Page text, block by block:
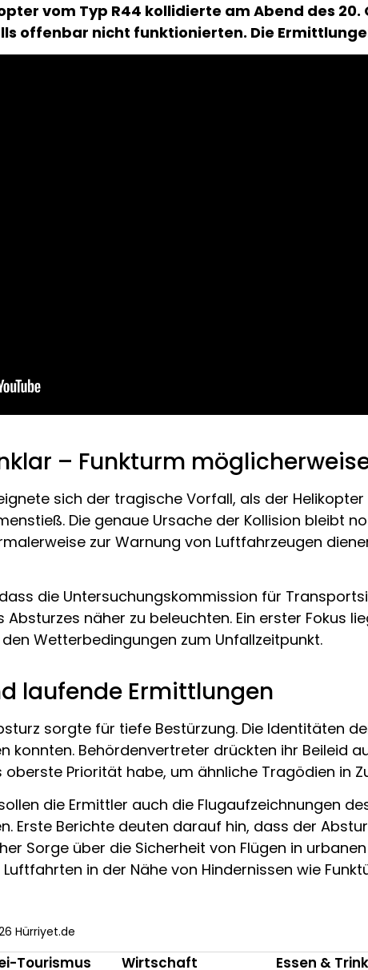
vom Typ R44 kollidierte am Abend des
offenbar nicht funktionierten. Die
– Funkturm
sich der tragische Vorfall, als der
Die genaue Ursache der Kollision bleibt
zur Warnung von Luftfahrzeugen
die Untersuchungskommission für
Absturzes näher zu beleuchten. Ein erster Fokus
Wetterbedingungen zum Unfallzeitpunkt.
laufende Ermittlungen
sorgte für tiefe Bestürzung. Die Identitäten
konnten. Behördenvertreter drückten ihr Beileid
Priorität habe, um ähnliche Tragödien in
die Ermittler auch die Flugaufzeichnungen
Erste Berichte deuten darauf hin, dass der
Sorge über die Sicherheit von Flügen in
in der Nähe von Hindernissen wie
Hürriyet.de
Tourismus Wirtschaft Essen &